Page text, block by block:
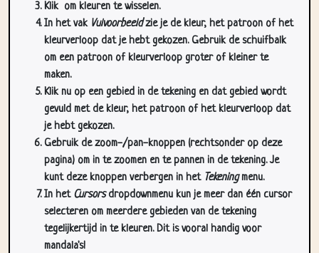
Klik om kleuren te wisselen.
In het vak Vulvoorbeeldzie je de kleur, het patroon of het
kleurverloop dat je hebt gekozen. Gebruik de schuifbalk
om een patroon of kleurverloop groter of kleiner te
maken.
Klik nu op een gebied in de tekening en dat gebied wordt
gevuld met de kleur, het patroon of het kleurverloop dat
je hebt gekozen.
Gebruik de zoom-/pan-knoppen (rechtsonder op deze
pagina) om in te zoomen en te pannen in de tekening. Je
kunt deze knoppen verbergen in het Tekeningmenu.
In het Cursorsdropdownmenu kun je meer dan één cursor
selecteren om meerdere gebieden van de tekening
tegelijkertijd in te kleuren. Dit is vooral handig voor
mandala's!